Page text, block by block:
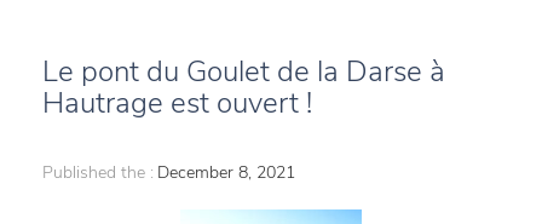
Le pont du Goulet de la Darse à
Hautrage est ouvert !
Published the : December 8, 2021